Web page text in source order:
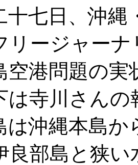
七日、沖縄
リージャー
空港問題の
は寺川さんの
沖縄本島か
良部島と狭